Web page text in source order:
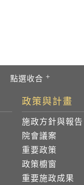
政策與計畫
施政方針與報告
院會議案
重要政策
政策櫥窗
重要施政成果